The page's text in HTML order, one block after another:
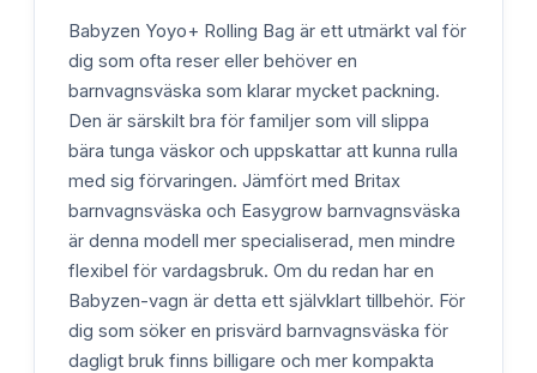
Babyzen Yoyo+ Rolling Bag är ett utmärkt val för
dig som ofta reser eller behöver en
barnvagnsväska som klarar mycket packning.
Den är särskilt bra för familjer som vill slippa
bära tunga väskor och uppskattar att kunna rulla
med sig förvaringen. Jämfört med Britax
barnvagnsväska och Easygrow barnvagnsväska
är denna modell mer specialiserad, men mindre
flexibel för vardagsbruk. Om du redan har en
Babyzen-vagn är detta ett självklart tillbehör. För
dig som söker en prisvärd barnvagnsväska för
dagligt bruk finns billigare och mer kompakta